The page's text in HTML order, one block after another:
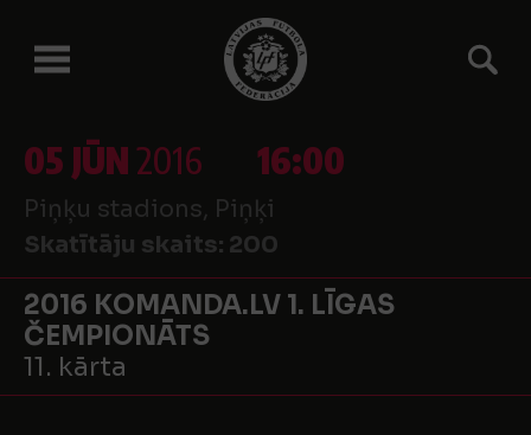
05 JŪN2016 16:00
Piņķu stadions, Piņķi
Skatītāju skaits: 200
2016 KOMANDA.LV 1. LĪGAS
ČEMPIONĀTS
11. kārta